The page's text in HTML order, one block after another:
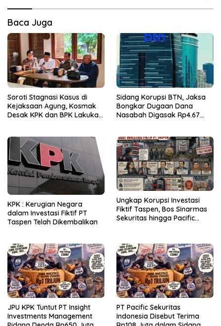
Baca Juga
Soroti Stagnasi Kasus di
Kejaksaan Agung, Kosmak
Desak KPK dan BPK Lakukan
Sidang Korupsi BTN, Jaksa
Bongkar Dugaan Dana
Nasabah Digasak Rp4.67
KPK : Kerugian Negara
dalam Investasi Fiktif PT
Taspen Telah Dikembalikan
Ungkap Korupsi Investasi
Fiktif Taspen, Bos Sinarmas
Sekuritas hingga Pacific
JPU KPK Tuntut PT Insight
Investments Management
PT Pacific Sekuritas
Indonesia Disebut Terima